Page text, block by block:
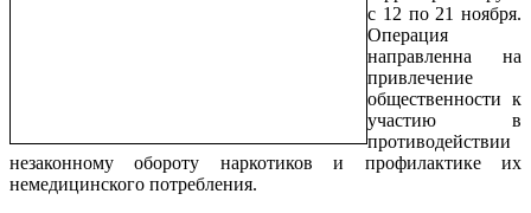
с 12 по 21 ноября.
Операция
направленна на
привлечение
общественности к
участию в
противодействии
незаконному обороту наркотиков и профилактике их
немедицинского потребления.